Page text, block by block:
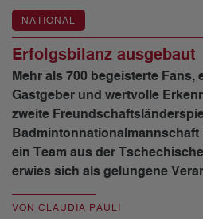
NATIONAL
Erfolgsbilanz ausgebaut
Mehr als 700 begeisterte Fans,
Gastgeber und wertvolle
zweite
Badmintonnationalmannschaft
ein Team aus der
erwies sich als gelungene
VON CLAUDIA PAULI